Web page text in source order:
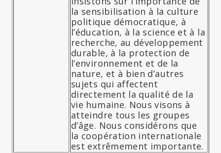
la sensibilisation à la culture
politique démocratique, à
l’éducation, à la science et à la
recherche, au développement
durable, à la protection de
l’environnement et de la
nature, et à bien d’autres
sujets qui affectent
directement la qualité de la
vie humaine. Nous visons à
atteindre tous les groupes
d’âge. Nous considérons que
la coopération internationale
est extrêmement importante.